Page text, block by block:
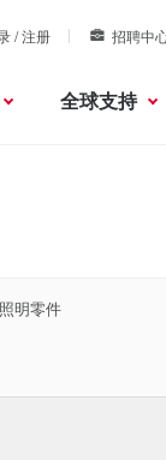
/ 注册 招聘中
全球支持
明零件